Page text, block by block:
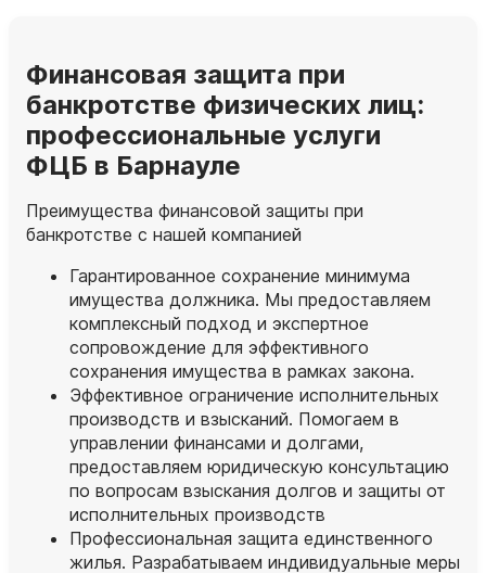
Финансовая защита при
банкротстве физических лиц:
профессиональные услуги
ФЦБ в Барнауле
Преимущества финансовой защиты при
банкротстве с нашей компанией
Гарантированное сохранение минимума
имущества должника. Мы предоставляем
комплексный подход и экспертное
сопровождение для эффективного
сохранения имущества в рамках закона.
Эффективное ограничение исполнительных
производств и взысканий. Помогаем в
управлении финансами и долгами,
предоставляем юридическую консультацию
по вопросам взыскания долгов и защиты от
исполнительных производств
Профессиональная защита единственного
жилья. Разрабатываем индивидуальные меры